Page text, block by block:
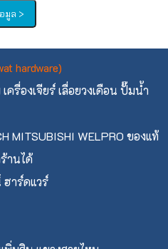
hardware)
ครื่องเจียร์ เลื่อยวงเดือน ปั๊มน้ำ
MITSUBISHI WELPRO ของแท้
านได้
าร์ดแวร์